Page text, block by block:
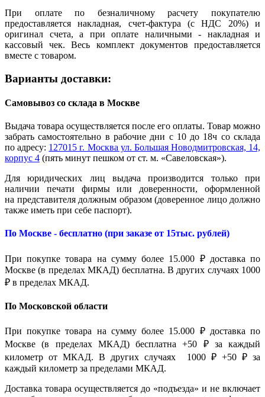
При оплате по безналичному расчету покупателю
предоставляется накладная, счет-фактура (с НДС 20%) и
оригинал счета, а при оплате наличными - накладная и
кассовый чек. Весь комплект документов предоставляется
вместе с товаром.
Варианты доставки:
Самовывоз со склада в Москве
Выдача товара осуществляется после его оплаты. Товар можно
забрать самостоятельно в рабочие дни с 10 до 18ч со склада
по адресу: 127015 г. Москва ул. Большая Новодмитровская, 14,
корпус 4 (пять минут пешком от ст. м. «Савеловская»).
Для юридических лиц выдача производится только при
наличии печати фирмы или доверенности, оформленной
на представителя должным образом (доверенное лицо должно
также иметь при себе паспорт).
По Москве - бесплатно (при заказе от 15тыс. рублей)
При покупке товара на сумму более 15.000 ₽ доставка по
Москве (в пределах МКАД) бесплатна. В других случаях 1000
₽ в пределах МКАД.
По Московской области
При покупке товара на сумму более 15.000 ₽ доставка по
Москве (в пределах МКАД) бесплатна +50 ₽ за каждый
километр от МКАД. В других случаях 1000 ₽ +50 ₽ за
каждый километр за пределами МКАД.
Доставка товара осуществляется до «подъезда» и не включает